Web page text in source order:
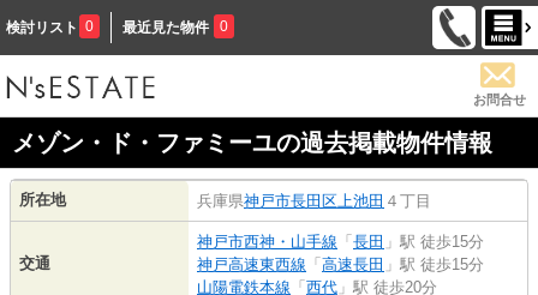
検討リスト 0 最近見た物件 0
お問合せ
メゾン・ド・ファミーユの過去掲載物件情報
所在地 兵庫県神戸市長田区 上池田 ４丁目
交通
神戸市西神・山手線 「 長田 」駅 徒歩15分
神戸高速東西線 「 高速長田 」駅 徒歩15分
山陽電鉄本線 「 西代 」駅 徒歩20分